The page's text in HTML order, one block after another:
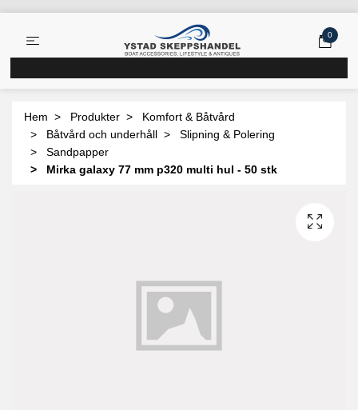
0
Hem Produkter
Komfort & Båtvård
Båtvård och underhåll
Slipning & Polering
Sandpapper
Mirka galaxy 77 mm p320 multi hul - 50 stk